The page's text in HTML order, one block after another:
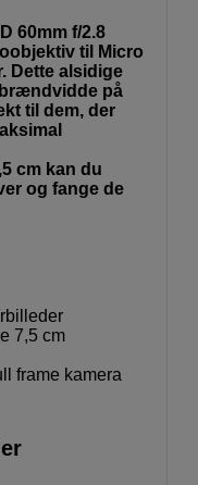
60mm f/2.8
til Micro
Dette alsidige
på
til dem, der
cm kan du
og fange de
7,5 cm
frame kamera